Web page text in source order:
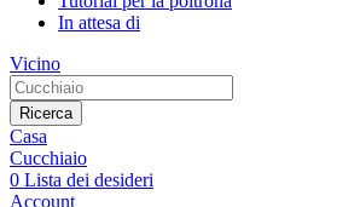
In attesa di
Vicino
Ricerca
Casa
Cucchiaio
0 Lista dei desideri
Account